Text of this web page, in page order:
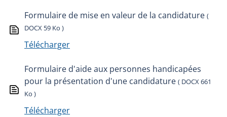
Formulaire de mise en valeur de la candidature (
DOCX 59 Ko )
Télécharger
Formulaire d'aide aux personnes handicapées
pour la présentation d'une candidature ( DOCX 661
Ko )
Télécharger